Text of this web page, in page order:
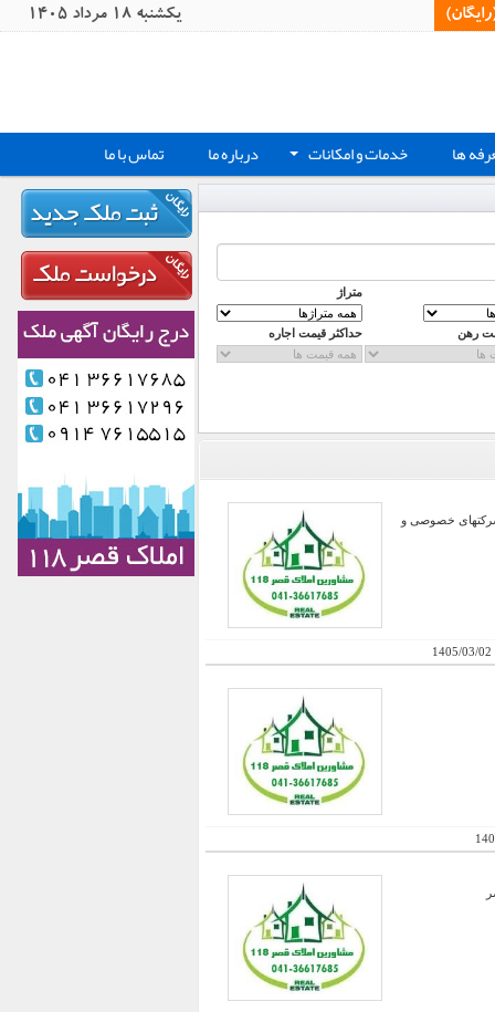
يکشنبه 18 مرداد 1405
ها + خدمات و امکانات درباره ما تماس با ما
متراژ
رهن حداکثر قیمت اجاره
شرکتهای خصوصی و
1405/03/02